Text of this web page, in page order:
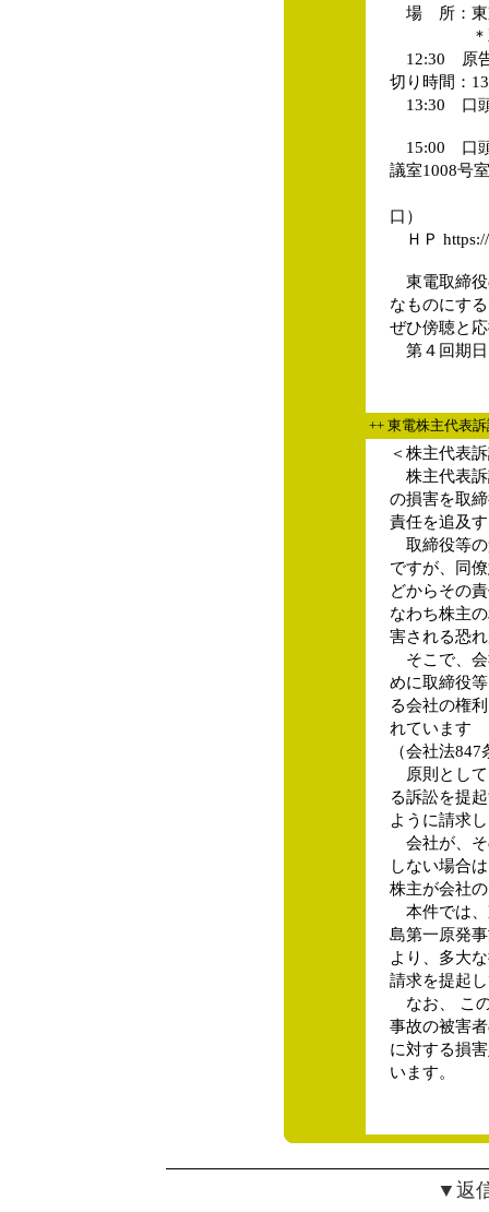
場 所：東
＊双方
12:30 原告
切り時間：
13:30 口頭
15:00 口頭
議室1008号室
口）
ＨＰ https://
東電取締役
なものにす
ぜひ傍聴と
第４回期日
++ 東電株主代
＜株主代表
株主代表訴
の損害を取
責任を追及
取締役等の
ですが、同
どからその
なわち株主
害される恐
そこで、会
めに取締役
る会社の権
れています
（会社法
原則として
る訴訟を提
ように請求
会社が、そ
しない場合
株主が会社
本件では、
島第一原発
より、多大
請求を提起
なお、 こ
事故の被害
に対する損
います。
▼返